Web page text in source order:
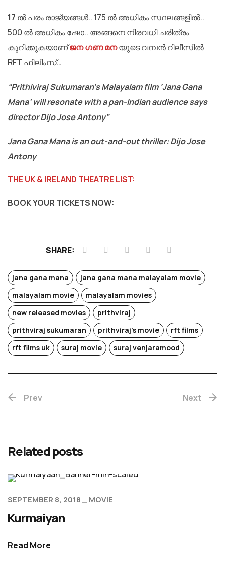
17 ൽ പരം രാജ്യങ്ങൾ.. 175 ൽ അധികം സ്ഥലങ്ങളിൽ..
500 ൽ അധികം ഷോ.. അങ്ങനെ നിരവധി ചരിത്രം
കുറിക്കുകയാണ്ജന ഗണ മനയുടെ വമ്പൻ റിലീസിൽ
RFT ഫിലിംസ്…
“Prithiviraj Sukumaran’s Malayalam film ‘Jana Gana
Mana’ will resonate with a pan-Indian audience says
director Dijo Jose Antony”
Jana Gana Mana is an out-and-out thriller: Dijo Jose
Antony
THE UK & IRELAND THEATRE LIST:
BOOK YOUR TICKETS NOW:
SHARE:
jana gana mana
jana gana mana malayalam movie
malayalam movie
malayalam movies
new released movies
prithviraj
prithviraj sukumaran
prithviraj's movie
rft films
rft films uk
suraj movie suraj venjaramood
Prev Next
Related posts
SEPTEMBER 8, 2018 MOVIE
Kurmaiyan
Read More